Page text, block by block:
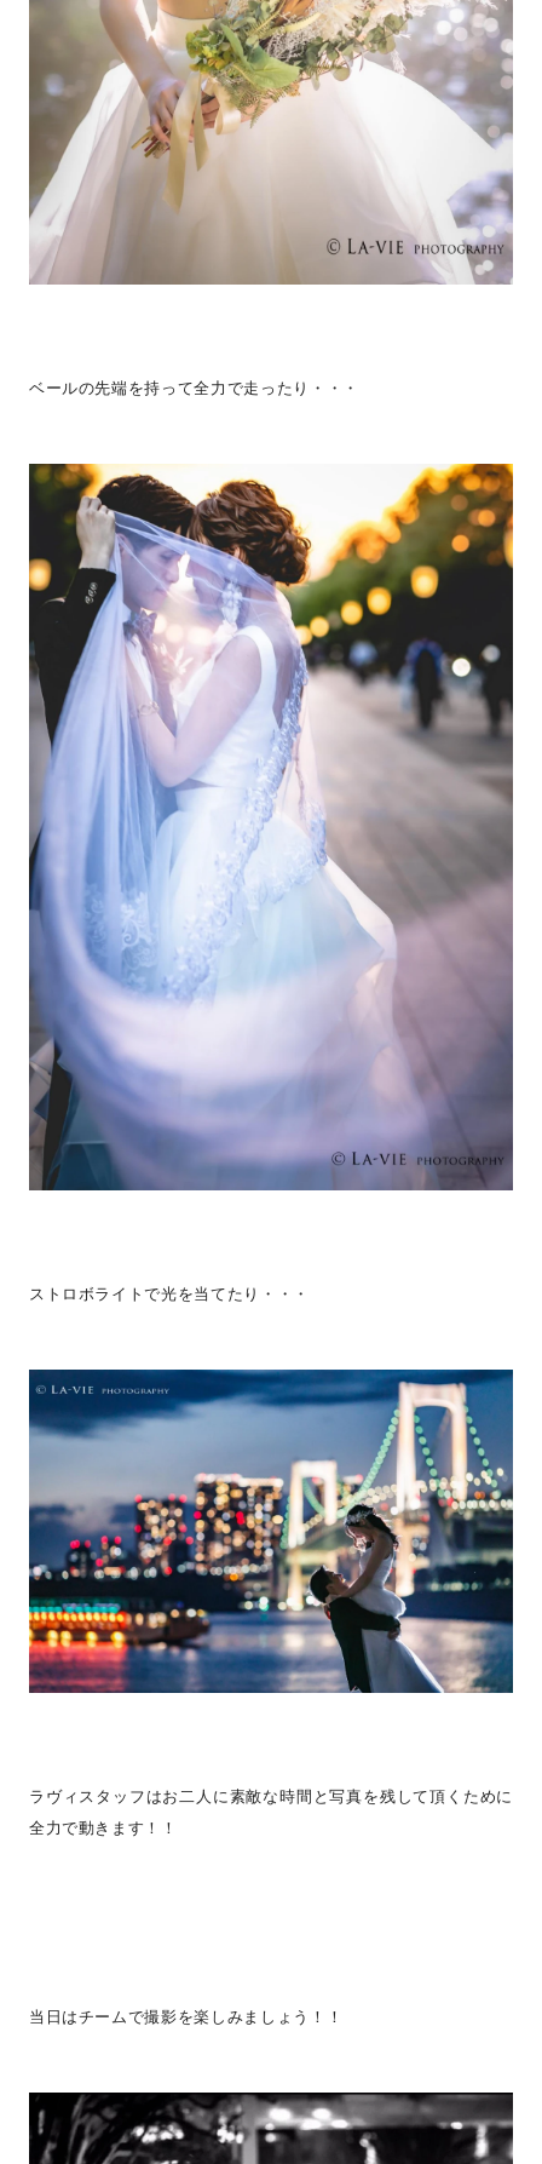
ベールの先端を持って全力で走ったり・・・
ストロボライトで光を当てたり・・・
ラヴィスタッフはお二人に素敵な時間と写真を残して頂くために
全力で動きます！！
当日はチームで撮影を楽しみましょう！！